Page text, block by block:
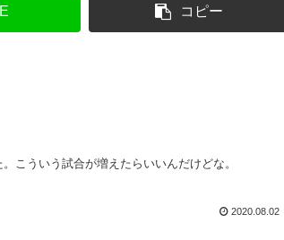
コピー
こういう試合が増えたらいいんだけどな。
2020.08.02